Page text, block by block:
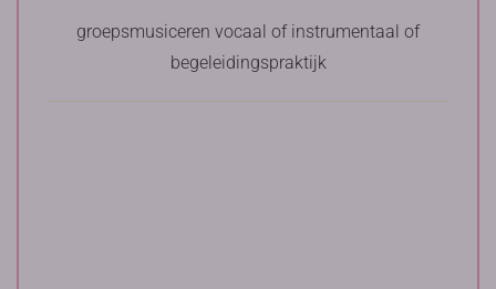
groepsmusiceren vocaal of instrumentaal of
begeleidingspraktijk